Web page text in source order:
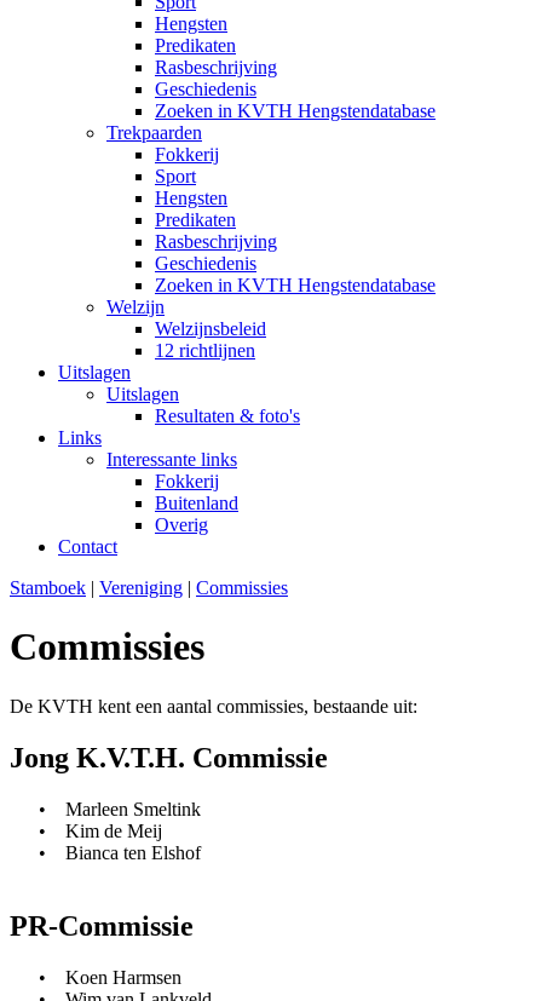
Hengsten
Predikaten
Rasbeschrijving
Geschiedenis
Zoeken in KVTH Hengstendatabase
Trekpaarden
Fokkerij
Sport
Hengsten
Predikaten
Rasbeschrijving
Geschiedenis
Zoeken in KVTH Hengstendatabase
Welzijn
Welzijnsbeleid
12 richtlijnen
Uitslagen
Uitslagen
Resultaten & foto's
Links
Interessante links
Fokkerij
Buitenland
Overig
Contact
Stamboek | Vereniging | Commissies
Commissies
De KVTH kent een aantal commissies, bestaande uit:
Jong K.V.T.H. Commissie
• Marleen Smeltink
• Kim de Meij
• Bianca ten Elshof
PR-Commissie
• Koen Harmsen